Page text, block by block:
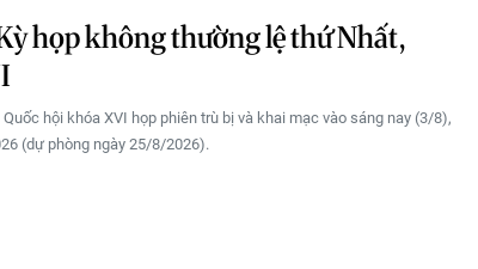
họp không thường lệ thứ Nhất,
hội khóa XVI họp phiên trù bị và khai mạc vào sáng nay (3/8),
(dự phòng ngày 25/8/2026).